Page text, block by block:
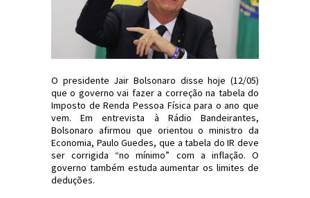
O presidente Jair Bolsonaro disse hoje (12/05)
que o governo vai fazer a correção na tabela do
Imposto de Renda Pessoa Física para o ano que
vem. Em entrevista à Rádio Bandeirantes,
Bolsonaro afirmou que orientou o ministro da
Economia, Paulo Guedes, que a tabela do IR deve
ser corrigida “no mínimo” com a inflação. O
governo também estuda aumentar os limites de
deduções.